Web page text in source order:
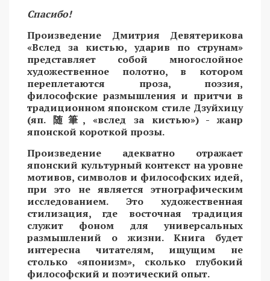
Спасибо!
Произведение Дмитрия Девятерикова
«Вслед за кистью, ударив по струнам»
представляет собой многослойное
художественное полотно, в котором
переплетаются проза, поэзия,
философские размышления и притчи в
традиционном японском стиле Дзуйхицу
(яп. 随筆 , «вслед за кистью») - жанр
японской короткой прозы.
Произведение адекватно отражает
японский культурный контекст на уровне
мотивов, символов и философских идей,
при это не является этнографическим
исследованием. Это художественная
стилизация, где восточная традиция
служит фоном для универсальных
размышлений о жизни. Книга будет
интересна читателям, ищущим не
столько «японизм», сколько глубокий
философский и поэтический опыт.